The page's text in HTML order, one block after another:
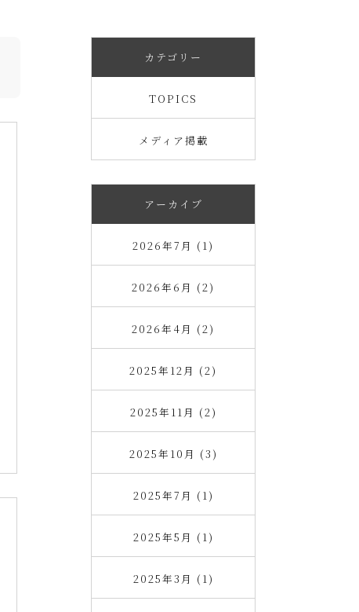
カテゴリー
TOPICS
メディア掲載
アーカイブ
2026年7月 (1)
2026年6月 (2)
2026年4月 (2)
2025年12月 (2)
2025年11月 (2)
2025年10月 (3)
2025年7月 (1)
2025年5月 (1)
2025年3月 (1)